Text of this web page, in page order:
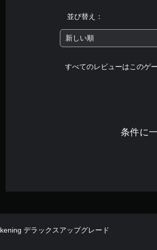
並び替え：
新しい順
すべてのレビューはこのゲ
条件に
デラックスアップグレード